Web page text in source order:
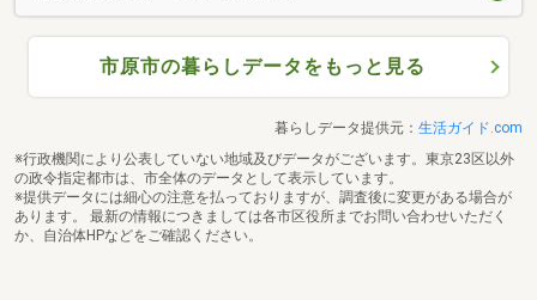
市原市の暮らしデータをもっと見る
暮らしデータ提供元： 生活ガイド.com
※行政機関により公表していない地域及びデータがございます。東京23区以外
の政令指定都市は、市全体のデータとして表示しています。
※提供データには細心の注意を払っておりますが、調査後に変更がある場合が
あります。 最新の情報につきましては各市区役所までお問い合わせいただく
か、自治体HPなどをご確認ください。